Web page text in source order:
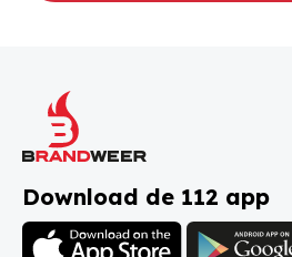
Download de 112 app